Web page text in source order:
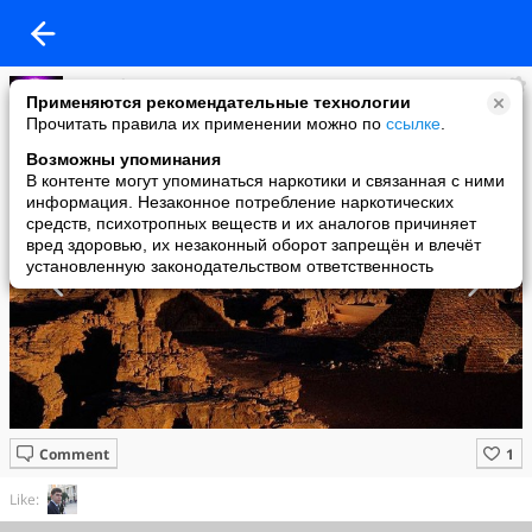
Применяются рекомендательные технологии
Прочитать правила их применении можно по ссылке
Возможны упоминания
В контенте могут упоминаться наркотики и связанная с ними
информация. Незаконное потребление наркотических
средств, психотропных веществ и их аналогов причиняет
вред здоровью, их незаконный оборот запрещён и влечёт
установленную законодательством ответственность
masterkosta
added a photo
02 Nov в 07:27
Comment
Like: